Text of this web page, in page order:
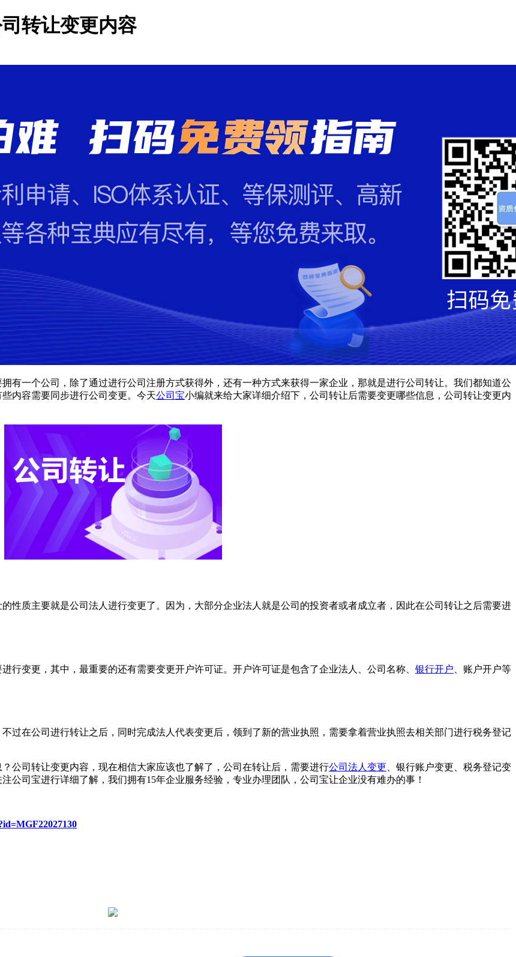
转让变更内容
一个公司，除了通过进行公司注册方式获得外，还有一种方式来获得一家企业，那就是进行公司转让。我们都知道公
内容需要同步进行公司变更。今天公司宝小编就来给大家详细介绍下，公司转让后需要变更哪些信息，公司转让变更内
质主要就是公司法人进行变更了。因为，大部分企业法人就是公司的投资者或者成立者，因此在公司转让之后需要进
变更，其中，最重要的还有需要变更开户许可证。开户许可证是包含了企业法人、公司名称、 银行开户 、账户开户等
不过在公司进行转让之后，同时完成法人代表变更后，领到了新的营业执照，需要拿着营业执照去相关部门进行税务登记
司转让变更内容，现在相信大家应该也了解了，公司在转让后，需要进行公司法人变更 、银行账户变更、税务登记变
公司宝进行详细了解，我们拥有15年企业服务经验，专业办理团队，公司宝让企业没有难办的事！